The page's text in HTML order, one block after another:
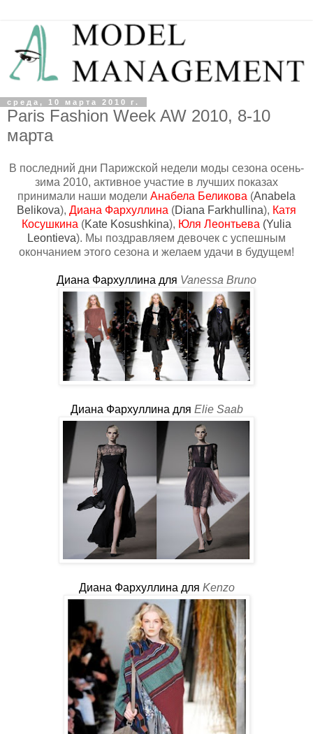
среда, 10 марта 2010 г.
Paris Fashion Week AW 2010, 8-10
марта
В последний дни Парижской недели моды сезона осень-
зима 2010, активное участие в лучших показах
принимали наши модели Анабела Беликова (Anabela
Belikova), Диана Фархуллина (Diana Farkhullina), Катя
Косушкина (Kate Kosushkina), Юля Леонтьева (Yulia
Leontieva). Мы поздравляем девочек с успешным
окончанием этого сезона и желаем удачи в будущем!
Диана Фархуллина для Vanessa Bruno
Диана Фархуллина для Elie Saab
Диана Фархуллина для Kenzo